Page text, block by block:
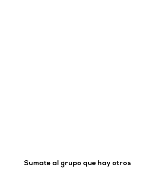
Sumate al grupo que hay otros